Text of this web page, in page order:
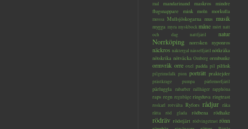
mal mandarinand maskros
mindre
flugsnappare
mink moln morkulla
mossa Mullsjöskogarna mus musik
mygga myra myskbock måne mört natt
och dag
nattfjäril natur
Norrköping norrsken nyponros
näckros näktergal nässelfjäril nötkråka
nötskrika nötväcka Omberg ormbunke
ormvråk orre oxel padda pil pilfink
pilgrimsfalk pion porträtt praktejder
prästkrage pumpa pärlemorfjäril
pärluggla rabarber rallhäger rapphöna
raps regn regnbåge ringduva ringtrast
roskarl rotvälta Ryfors rådjur råka
råtta
röd glada rödbena rödhake
rödräv rödstjärt rödvingetrast rönn